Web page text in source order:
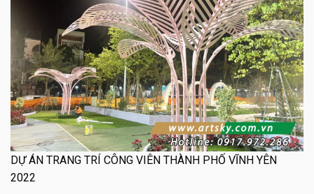
DỰ ÁN TRANG TRÍ CÔNG VIÊN THÀNH PHỐ VĨNH YÊN
2022